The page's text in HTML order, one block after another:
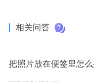
相关问答
把照片放在便签里怎么